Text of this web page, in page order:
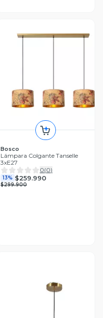
Bosco
Lámpara Colgante Tanselle
3xE27
0(0)
13% $259.990
$299.900